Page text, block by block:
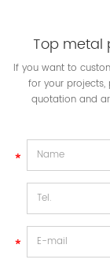
Top metal
If you want to
for your projects,
quotation and